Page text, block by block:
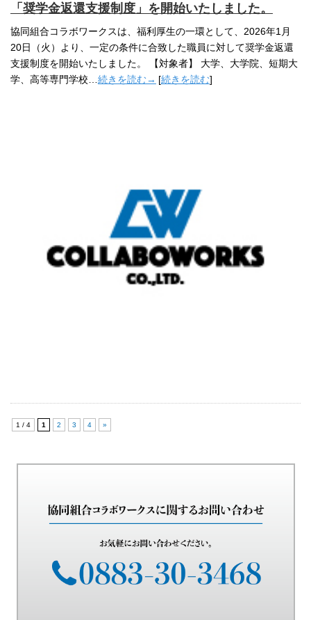
「奨学金返還支援制度」を開始いたしました。
協同組合コラボワークスは、福利厚生の一環として、2026年1月
20日（火）より、一定の条件に合致した職員に対して奨学金返還
支援制度を開始いたしました。 【対象者】 大学、大学院、短期大
学、高等専門学校… 続きを読む→ [続きを読む]
1 / 4 1 2 3 4 »